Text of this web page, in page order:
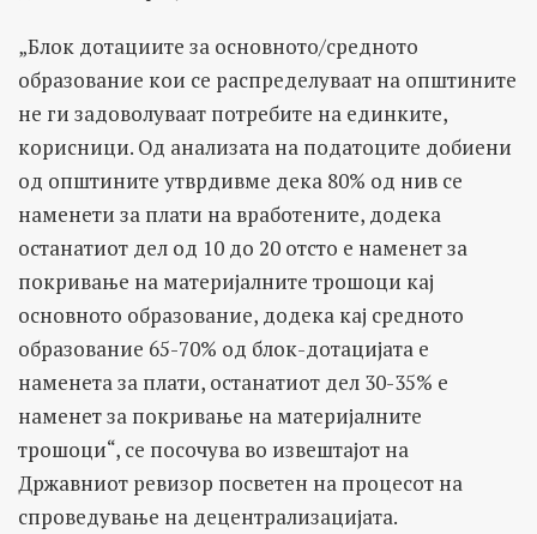
„Блок дотациите за основното/средното
образование кои се распределуваат на општините
не ги задоволуваат потребите на единките,
корисници. Од анализата на податоците добиени
од општините утврдивме дека 80% од нив се
наменети за плати на вработените, додека
останатиот дел од 10 до 20 отсто е наменет за
покривање на материјалните трошоци кај
основното образование, додека кај средното
образование 65-70% од блок-дотацијата е
наменета за плати, останатиот дел 30-35% е
наменет за покривање на материјалните
трошоци“, се посочува во извештајот на
Државниот ревизор посветен на процесот на
спроведување на децентрализацијата.